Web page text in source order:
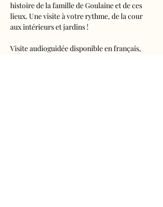
histoire de la famille de Goulaine et de ces
lieux. Une visite à votre rythme, de la cour
aux intérieurs et jardins !
Visite audioguidée disponible en français,